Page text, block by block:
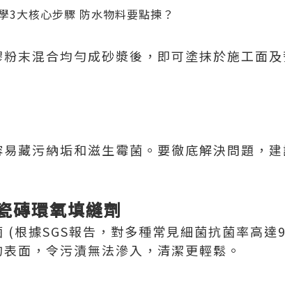
末混合均勻成砂漿後，即可塗抹於施工面
藏污納垢和滋生霉菌。要徹底解決問題，
磚環氧填縫劑
(根據SGS報告，對多種常見細菌抗菌率高
面，令污漬無法滲入，清潔更輕鬆。